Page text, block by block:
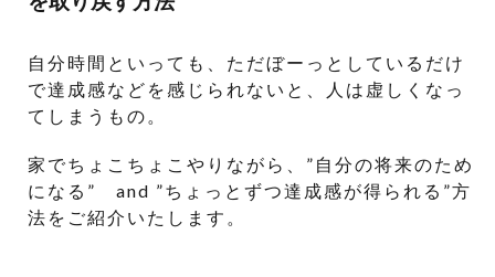
自分時間といっても、ただぼーっとしているだけ
で達成感などを感じられないと、人は虚しくなっ
てしまうもの。
家でちょこちょこやりながら、”自分の将来のため
になる” and ”ちょっとずつ達成感が得られる”方
法をご紹介いたします。